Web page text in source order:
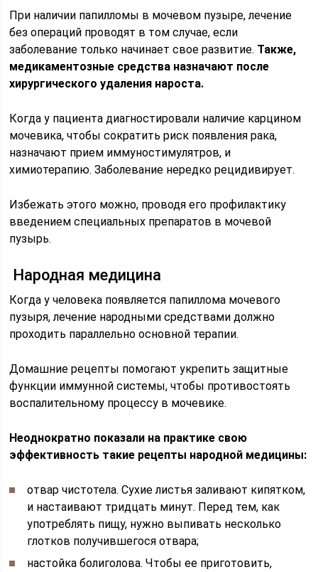
При наличии папилломы в мочевом пузыре, лечение
без операций проводят в том случае, если
заболевание только начинает свое развитие. Также,
медикаментозные средства назначают после
хирургического удаления нароста.
Когда у пациента диагностировали наличие карцином
мочевика, чтобы сократить риск появления рака,
назначают прием иммуностимулятров, и
химиотерапию. Заболевание нередко рецидивирует.
Избежать этого можно, проводя его профилактику
введением специальных препаратов в мочевой
пузырь.
Народная медицина
Когда у человека появляется папиллома мочевого
пузыря, лечение народными средствами должно
проходить параллельно основной терапии.
Домашние рецепты помогают укрепить защитные
функции иммунной системы, чтобы противостоять
воспалительному процессу в мочевике.
Неоднократно показали на практике свою
эффективность такие рецепты народной медицины:
отвар чистотела. Сухие листья заливают кипятком,
и настаивают тридцать минут. Перед тем, как
употреблять пищу, нужно выпивать несколько
глотков получившегося отвара;
настойка болиголова. Чтобы ее приготовить,